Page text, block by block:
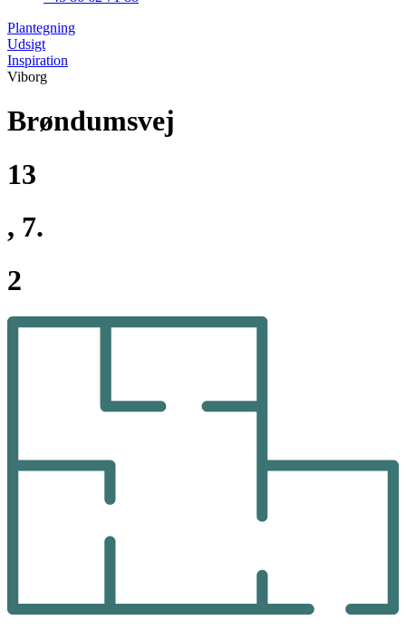
Plantegning
Udsigt
Inspiration
Viborg
Brøndumsvej
13
, 7.
2